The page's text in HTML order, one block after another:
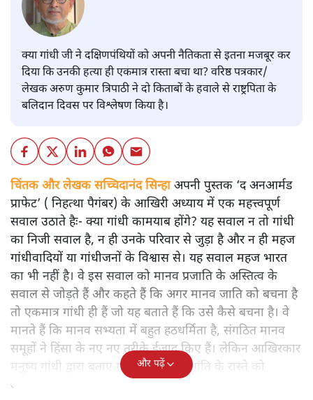
क्या गांधी जी ने दक्षिणपंथियों को अपनी नैतिकता से इतना मजबूर कर
दिया कि उनकी हत्या ही एकमात्र रास्ता बचा था? वरिष्ठ पत्रकार/
लेखक अरुण कुमार त्रिपाठी ने दो किताबों के हवाले से राष्ट्रपिता के
बलिदान दिवस पर विश्लेषण किया है।
चिंतक और लेखक सच्चिदानंद सिन्हाअपनी पुस्तक ‘द अनआर्मड
प्राफेट’ ( निहत्था पैगंबर) के आखिरी अध्याय में एक महत्त्वपूर्ण
सवाल उठाते हैः- क्या गांधी कामयाब होंगे? यह सवाल न तो गांधी
का निजी सवाल है, न ही उनके परिवार से जुड़ा है और न ही महज
गांधीवादियों या गांधीजनों के विश्वास से। यह सवाल महज भारत
का भी नहीं है। वे इस सवाल को मानव प्रजाति के अस्तित्व के
सवाल से जोड़ते हैं और कहते हैं कि अगर मानव जाति को बचना है
तो एकमात्र गांधी ही हैं जो यह बताते हैं कि उसे कैसे बचना है। वे
मानते हैं कि मानव सभ्यता में बहुत हठधर्मिता है, संगठित मानव
समूहों ने हिंसा के नए नए तरीके ईजाद किए हैं। लेकिन आखिरकार
मनुष्य गांधी द्वारा बताए गए अहिंसा और शांति के रास्ते को
अपनाएगा।
और पढ़ें